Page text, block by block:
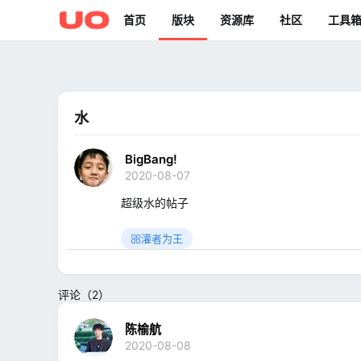
首页 版块 资源库 社区 工具箱
水
BigBang!
2020-08-07
超级水的帖子
灌者为王
评论（2）
陈榆航
2020-08-08